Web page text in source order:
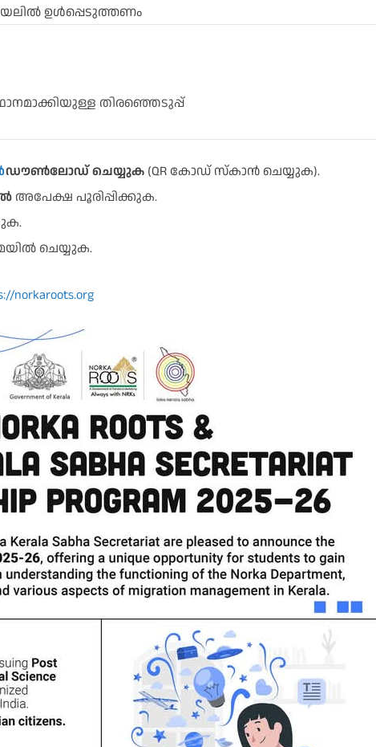
ഉൾപ്പെടുത്തണം
തിരഞ്ഞെടുപ്പ്
ഡൗൺലോഡ് ചെയ്യുക (QR കോഡ് സ്കാൻ ചെയ്യുക).
അപേക്ഷ പൂരിപ്പിക്കുക.
ചെയ്യുക.
norkaroots.org